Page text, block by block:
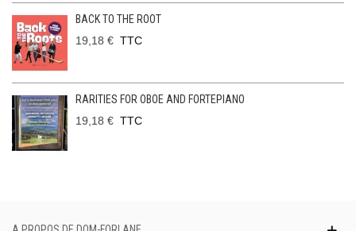
BACK TO THE ROOT
19,18 € TTC
RARITIES FOR OBOE AND FORTEPIANO
19,18 € TTC